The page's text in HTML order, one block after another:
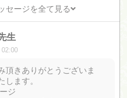
セージを全て見る
生
02:00
頂きありがとうございま
します。
ジ